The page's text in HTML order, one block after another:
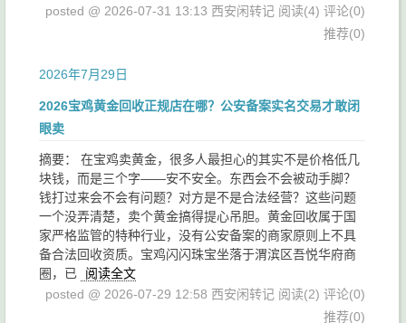
posted @ 2026-07-31 13:13 西安闲转记 阅读(4) 评论(0)
推荐(0)
2026年7月29日
2026宝鸡黄金回收正规店在哪？公安备案实名交易才敢闭
眼卖
摘要： 在宝鸡卖黄金，很多人最担心的其实不是价格低几
块钱，而是三个字——安不安全。东西会不会被动手脚？
钱打过来会不会有问题？对方是不是合法经营？这些问题
一个没弄清楚，卖个黄金搞得提心吊胆。黄金回收属于国
家严格监管的特种行业，没有公安备案的商家原则上不具
备合法回收资质。宝鸡闪闪珠宝坐落于渭滨区吾悦华府商
圈，已
阅读全文
posted @ 2026-07-29 12:58 西安闲转记 阅读(2) 评论(0)
推荐(0)